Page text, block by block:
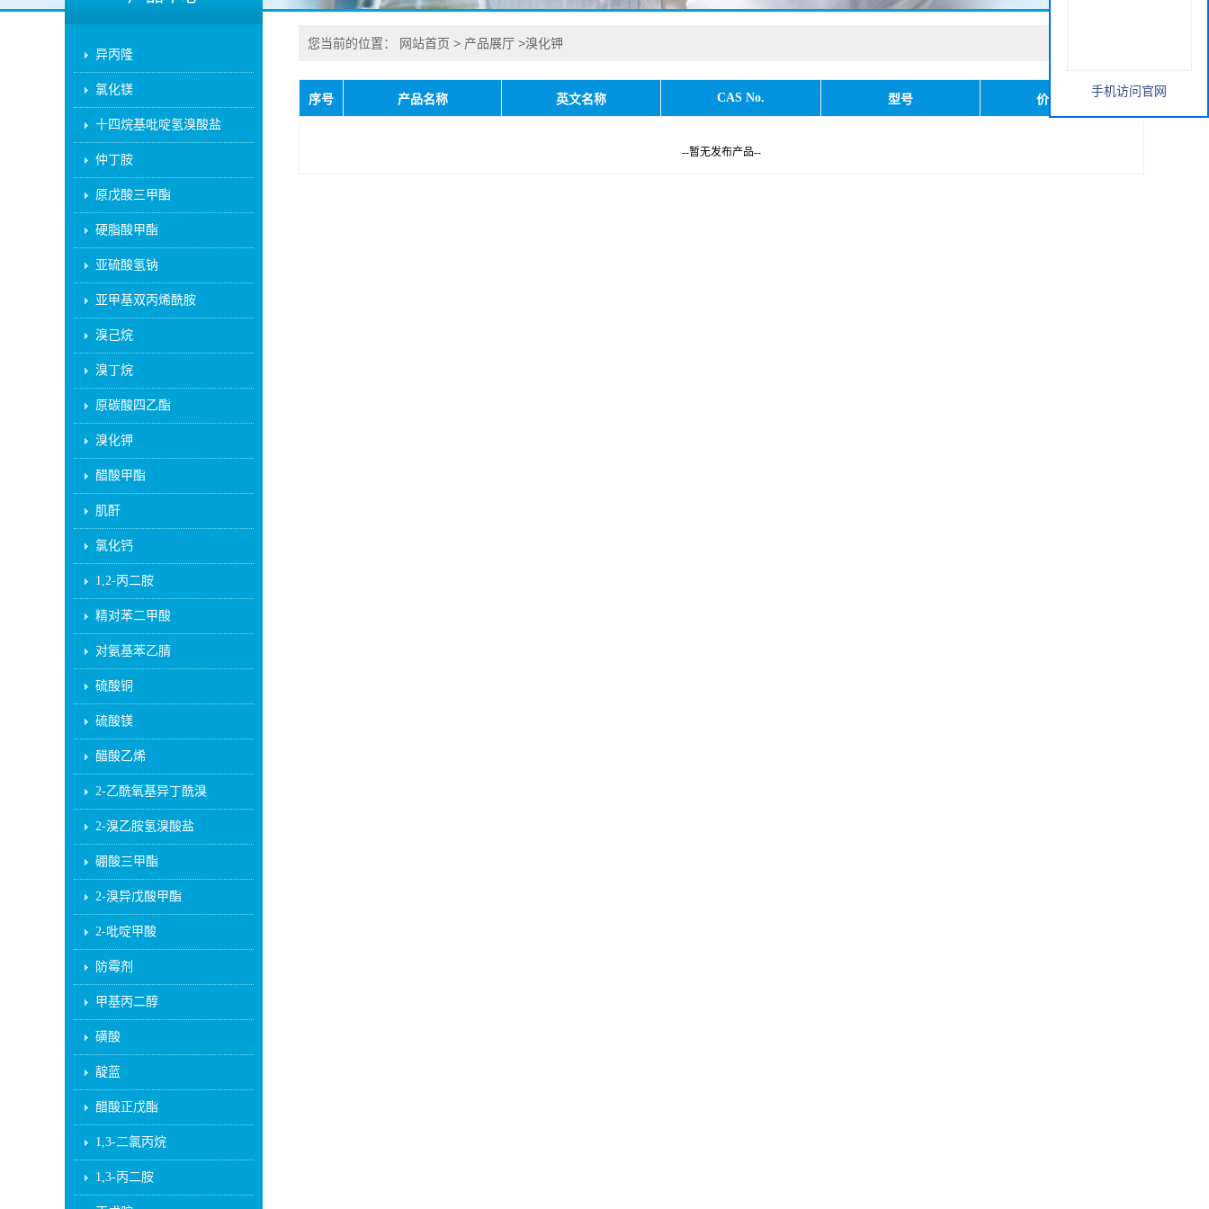
异丙隆
氯化镁
十四烷基吡啶氢溴酸盐
仲丁胺
原戊酸三甲酯
硬脂酸甲酯
亚硫酸氢钠
亚甲基双丙烯酰胺
溴己烷
溴丁烷
原碳酸四乙酯
溴化钾
醋酸甲酯
肌酐
氯化钙
1,2-丙二胺
精对苯二甲酸
对氨基苯乙腈
硫酸铜
硫酸镁
醋酸乙烯
2-乙酰氧基异丁酰溴
2-溴乙胺氢溴酸盐
硼酸三甲酯
2-溴异戊酸甲酯
2-吡啶甲酸
防霉剂
甲基丙二醇
磺酸
靛蓝
醋酸正戊酯
1,3-二氯丙烷
1,3-丙二胺
您当前的位置： 网站首页 > 产品展厅 >溴化钾
序号 产品名称 英文名称 CAS No. 型号 价格(元)
--暂无发布产品--
手机访问官网